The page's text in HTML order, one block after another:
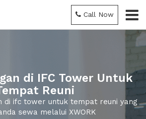
Call Now
di IFC Tower Untuk
Reuni
di ifc tower untuk tempat reuni yang
sewa melalui XWORK